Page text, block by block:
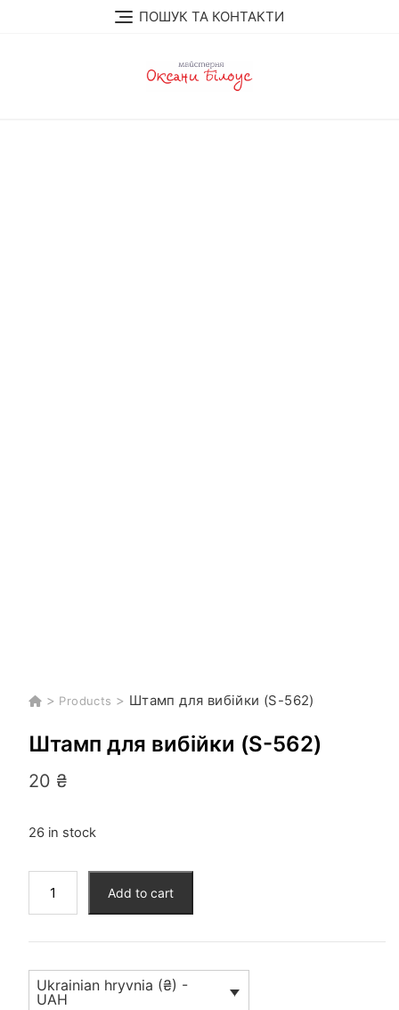
ПОШУК ТА КОНТАКТИ
> Products > Штамп для вибійки (S-562)
Штамп для вибійки (S-562)
20 ₴
26 in stock
(S-
562)
quantity
Add to cart
Ukrainian hryvnia (₴) -
UAH